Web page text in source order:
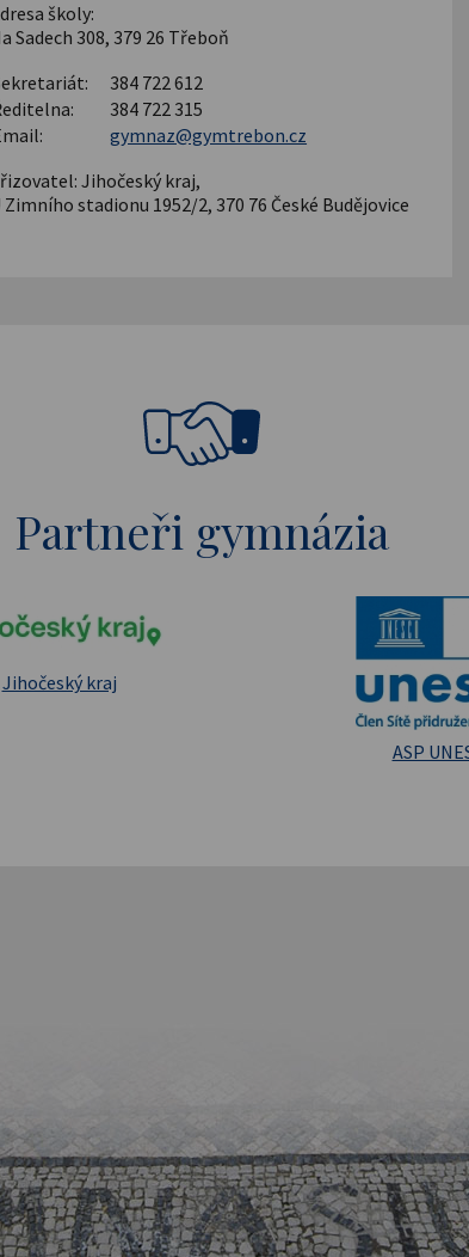
školy:
Sadech 308, 379 26 Třeboň
384 722 612
384 722 315
gymnaz@gymtrebon.cz
Jihočeský kraj,
Zimního stadionu 1952/2, 370 76 České Budějovice
Partneři gymnázia
Masarykova